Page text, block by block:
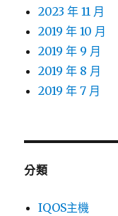
2023 年 11 月
2019 年 10 月
2019 年 9 月
2019 年 8 月
2019 年 7 月
分類
IQOS主機